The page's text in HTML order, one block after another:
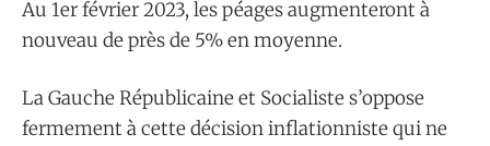
Au 1er février 2023, les péages augmenteront à
nouveau de près de 5% en moyenne.
La Gauche Républicaine et Socialiste s’oppose
fermement à cette décision inflationniste qui ne